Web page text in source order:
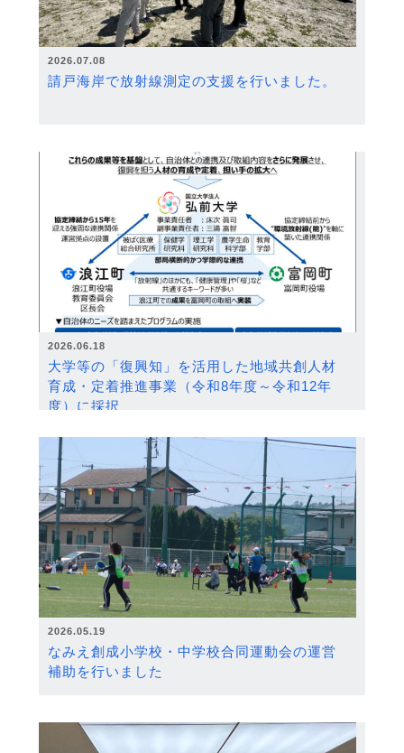
2026.07.08
請戸海岸で放射線測定の支援を行いました。
2026.06.18
大学等の「復興知」を活用した地域共創人材
育成・定着推進事業（令和8年度～令和12年
度）に採択
2026.05.19
なみえ創成小学校・中学校合同運動会の運営
補助を行いました